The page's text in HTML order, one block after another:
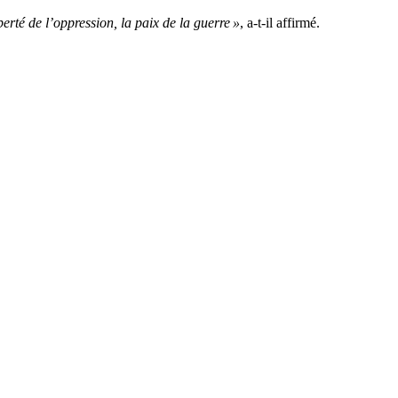
de l’oppression, la paix de la guerre », a-t-il affirmé.